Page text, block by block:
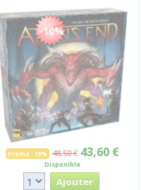
-10%
Promo -10% 48,50 € 43,60 €
Disponible